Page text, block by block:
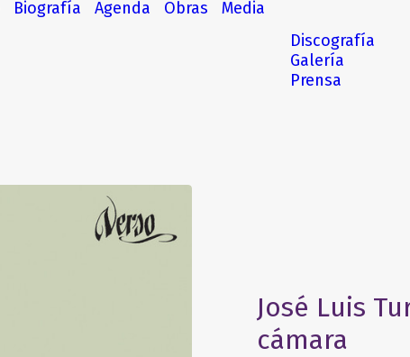
Biografía Agenda Obras
Media
Discografía
Galería
Prensa
José Luis
cámara